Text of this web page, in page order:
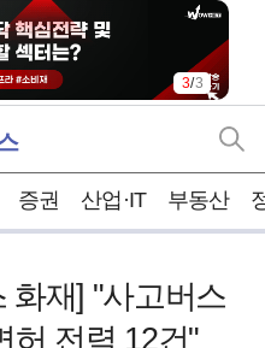
3/3
증권 산업·IT 부동산
화재] "사고버스
허 전력 12건"